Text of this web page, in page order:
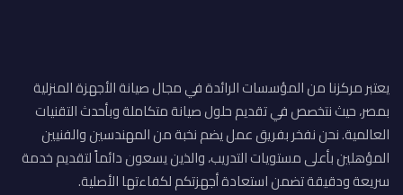
يعتبر مركزنا من المؤسسات الرائدة في مجال صيانة الأجهزة المنزلية
بمصر، حيث نتخصص في تقديم حلول صيانة متكاملة وبأحدث التقنيات
العالمية. نحن نفخر بفريق عمل يضم نخبة من المهندسين والفنيين
المؤهلين بأعلى مستويات التدريب، والذين يسعون دائماً لتقديم خدمة
سريعة ودقيقة تضمن استعادة أجهزتكم لكفاءتها الأصلية.